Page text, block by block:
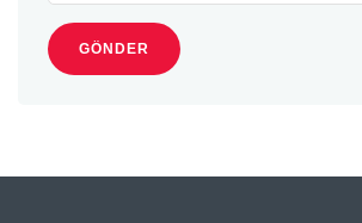
GÖNDER